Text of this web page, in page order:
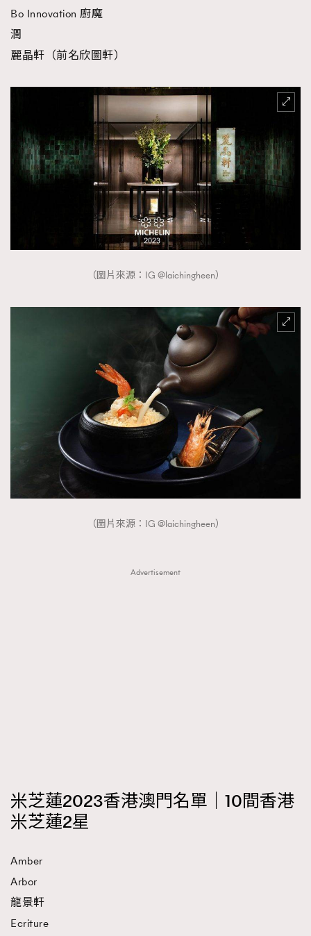
EmpowerF
FashionWeek
Bo Innovation 廚魔
潤
麗晶軒（前名欣圖軒）
（圖片來源：IG @laichingheen）
（圖片來源：IG @laichingheen）
Advertisement
米芝蓮2023香港澳門名單｜10間香港
米芝蓮2星
Amber
Arbor
龍景軒
Ecriture